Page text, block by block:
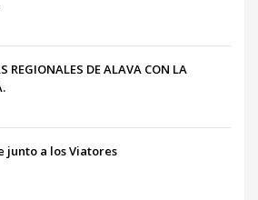
REGIONALES DE ALAVA CON LA
junto a los Viatores